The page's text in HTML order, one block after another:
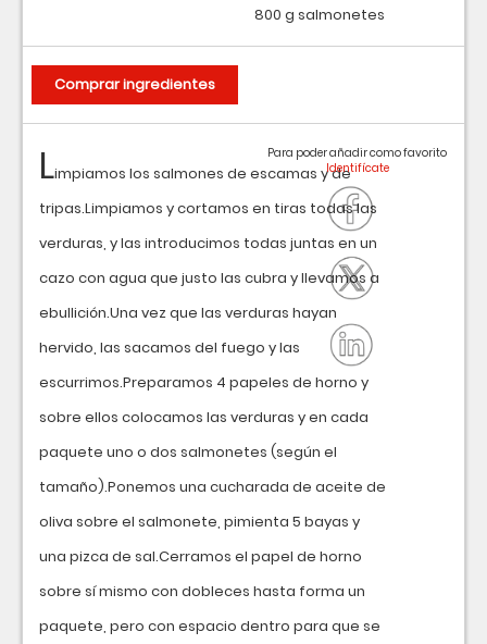
Limpiamos los salmones de escamas y de
tripas.Limpiamos y cortamos en tiras todas las
verduras, y las introducimos todas juntas en un
cazo con agua que justo las cubra y llevamos a
ebullición.Una vez que las verduras hayan
hervido, las sacamos del fuego y las
escurrimos.Preparamos 4 papeles de horno y
sobre ellos colocamos las verduras y en cada
paquete uno o dos salmonetes (según el
tamaño).Ponemos una cucharada de aceite de
oliva sobre el salmonete, pimienta 5 bayas y
una pizca de sal.Cerramos el papel de horno
sobre sí mismo con dobleces hasta forma un
paquete, pero con espacio dentro para que se
Para poder añadir como favorito
800 g salmonetes
Comprar ingredientes